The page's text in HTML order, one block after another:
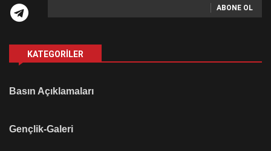
ABONE OL
KATEGORILER
Basın Açıklamaları
Gençlik-Galeri